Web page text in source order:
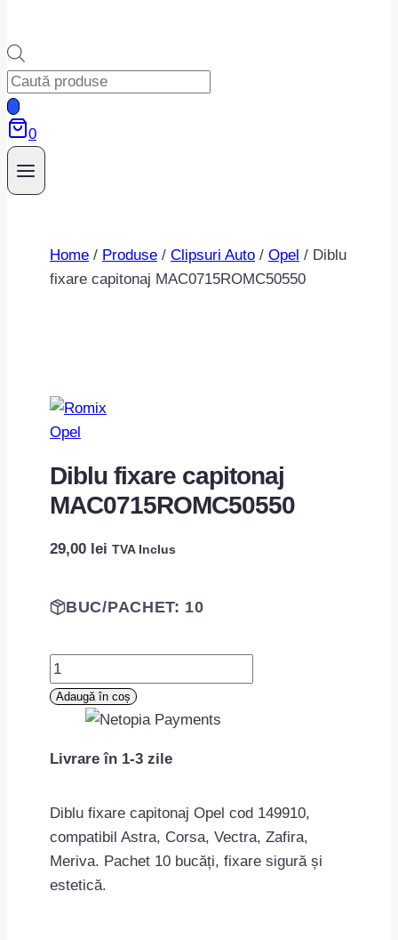
Products
search
0
Home / Produse / Clipsuri Auto / Opel / Diblu
fixare capitonaj MAC0715ROMC50550
Opel
Diblu fixare capitonaj
MAC0715ROMC50550
29,00 lei TVA Inclus
BUC/PACHET: 10
Cantitate
Diblu
fixare
MAC0715ROMC50550
Adaugă în coș
Livrare în 1-3 zile
Diblu fixare capitonaj Opel cod 149910,
compatibil Astra, Corsa, Vectra, Zafira,
Meriva. Pachet 10 bucăți, fixare sigură și
estetică.